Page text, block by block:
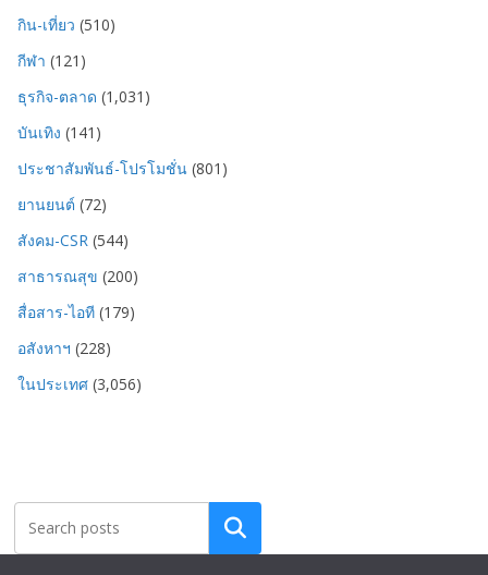
กิน-เที่ยว (510)
กีฬา (121)
ธุรกิจ-ตลาด (1,031)
บันเทิง (141)
ประชาสัมพันธ์-โปรโมชั่น (801)
ยานยนต์ (72)
สังคม-CSR (544)
สาธารณสุข (200)
สื่อสาร-ไอที (179)
อสังหาฯ (228)
ในประเทศ (3,056)
Search